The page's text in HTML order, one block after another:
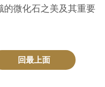
的微化石之美及其重要
回最上面